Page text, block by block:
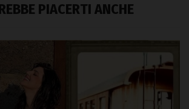
PIACERTI ANCHE